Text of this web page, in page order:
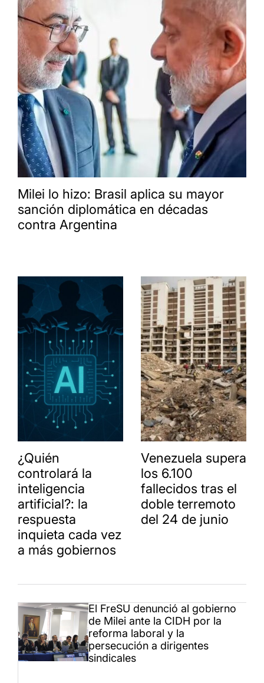
Milei lo hizo: Brasil aplica su mayor
sanción diplomática en décadas
contra Argentina
¿Quién
controlará la
inteligencia
artificial?: la
respuesta
inquieta cada vez
a más gobiernos
Venezuela supera
los 6.100
fallecidos tras el
doble terremoto
del 24 de junio
El FreSU denunció al gobierno
de Milei ante la CIDH por la
reforma laboral y la
persecución a dirigentes
sindicales